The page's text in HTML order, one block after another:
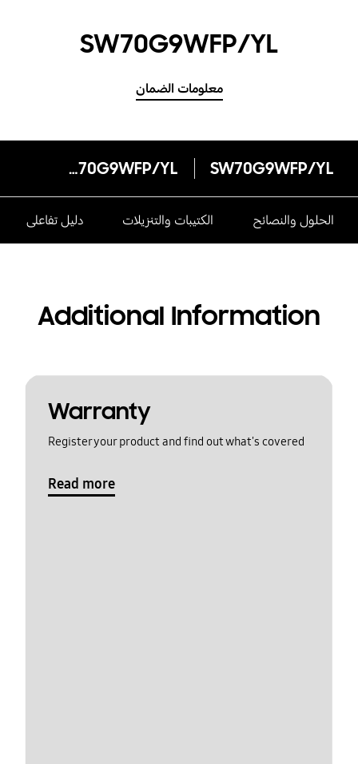
SW70G9WFP/YL
معلومات الضمان
SW70G9WFP/YL
SW70G9WFP/YL
الحلول والنصائح الكتيبات والتنزيلات دليل تفاعلى
Additional Information
Warranty
Register your product and find out what's covered
Read more